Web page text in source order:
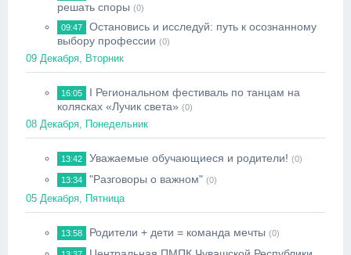
решать споры (0)
09:47
Остановись и исследуй: путь к осознанному
выбору профессии (0)
09 Декабря, Вторник
16:05
I Региональном фестиваль по танцам на
колясках «Лучик света» (0)
08 Декабря, Понедельник
13:42 Уважаемые обучающиеся и родители! (0)
13:34 "Разговоры о важном" (0)
05 Декабря, Пятница
13:58 Родители + дети = команда мечты (0)